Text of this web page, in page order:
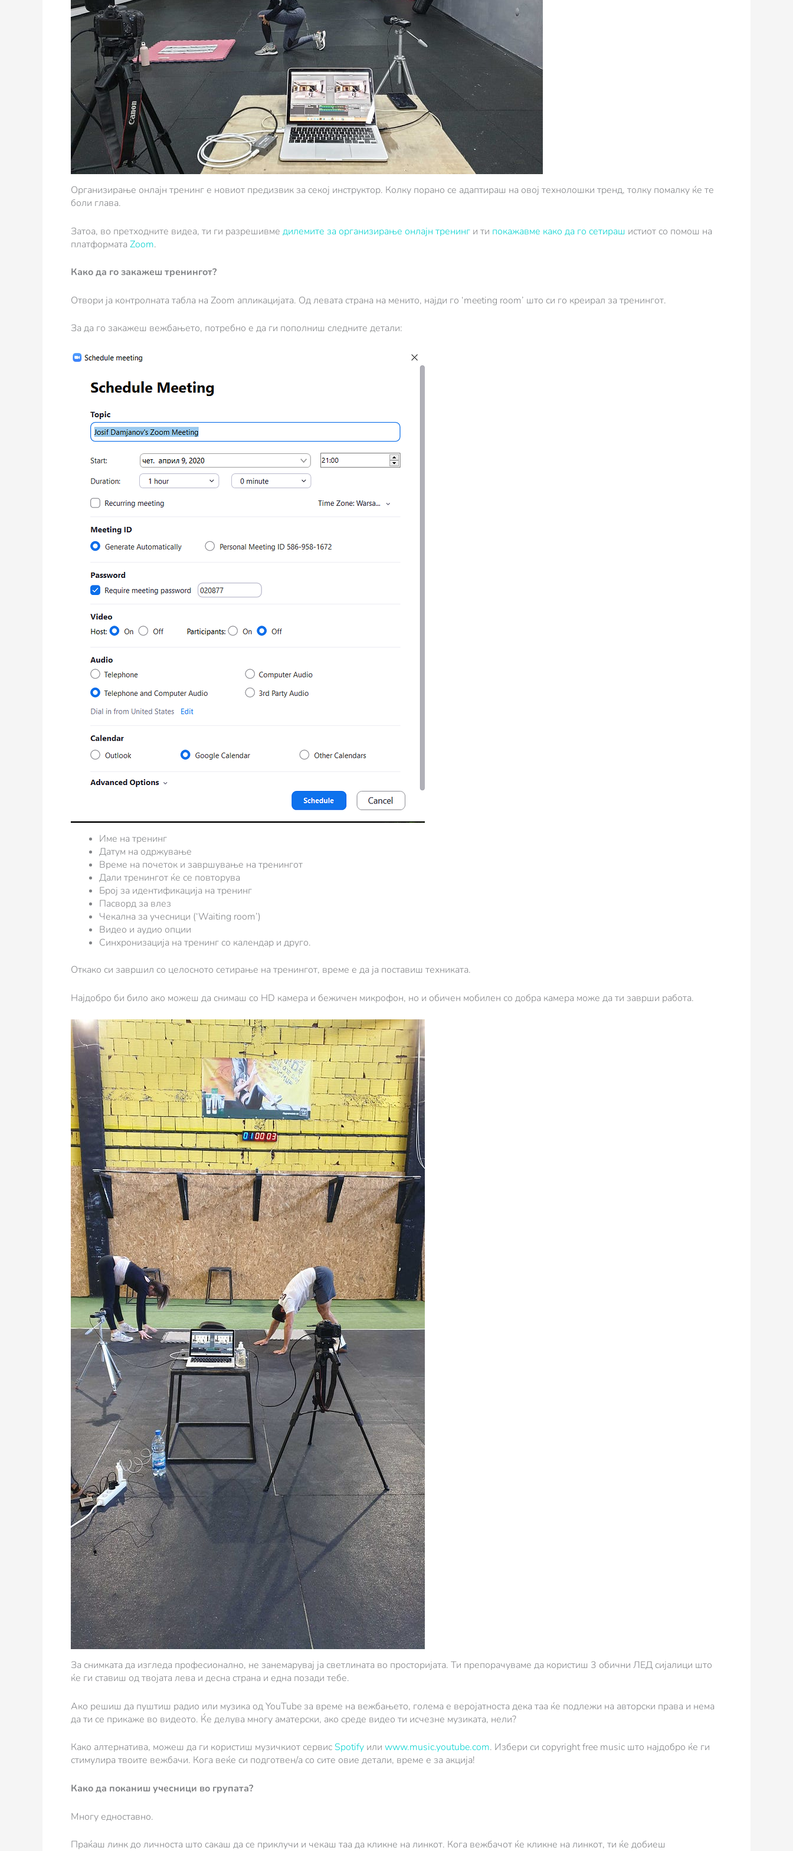
Организирање онлајн тренинг е новиот предизвик за секој инструктор. Колку порано се адаптираш на овој технолошки тренд, толку помалку ќе те
боли глава.
Затоа, во претходните видеа, ти ги разрешивме дилемите за организирање онлајн тренинг и ти покажавме како да го сетираш истиот со помош на
платформата Zoom.
Како да го закажеш тренингот?
Отвори ја контролната табла на Zoom апликацијата. Од левата страна на менито, најди го ‘meeting room’ што си го креирал за тренингот.
За да го закажеш вежбањето, потребно е да ги пополниш следните детали:
Име на тренинг
Датум на одржување
Време на почеток и завршување на тренингот
Дали тренингот ќе се повторува
Број за идентификација на тренинг
Пасворд за влез
Чекална за учесници (‘Waiting room’)
Видео и аудио опции
Синхронизација на тренинг со календар и друго.
Откако си завршил со целосното сетирање на тренингот, време е да ја поставиш техниката.
Најдобро би било ако можеш да снимаш со HD камера и бежичен микрофон, но и обичен мобилен со добра камера може да ти заврши работа.
За снимката да изгледа професионално, не занемарувај ја светлината во просторијата. Ти препорачуваме да користиш 3 обични ЛЕД сијалици што
ќе ги ставиш од твојата лева и десна страна и една позади тебе.
Ако решиш да пуштиш радио или музика од YouTube за време на вежбањето, голема е веројатноста дека таа ќе подлежи на авторски права и нема
да ти се прикаже во видеото. Ќе делува многу аматерски, ако среде видео ти исчезне музиката, нели?
Како алтернатива, можеш да ги користиш музичкиот сервис Spotify или www.music.youtube.com. Избери си copyright free music што најдобро ќе ги
стимулира твоите вежбачи. Кога веќе си подготвен/а со сите овие детали, време е за акција!
Како да поканиш учесници во групата?
Многу едноставно.
Праќаш линк до личноста што сакаш да се приклучи и чекаш таа да кликне на линкот. Кога вежбачот ќе кликне на линкот, ти ќе добиеш